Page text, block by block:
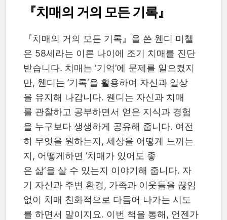
『치매의 거의 모든 기록』
『치매의 거의 모든 기록』을 쓴 웬디 미첼
은 58세라는 이른 나이에 조기 치매를 진단
받습니다. 치매는 ‘기억’에 문제를 일으켰지
만, 웬디는 ’기록‘을 활용하여 자신과 일상
을 유지해 나갑니다. 웬디는 자신과 치매
를 관찰하고 공부하면서 얻은 지식과 경험
을 누구보다 생생하게 공유해 줍니다. 여전
히 무엇을 원하는지, 세상을 어떻게 느끼는
지, 어떻게하면 ’치매가 있어도 좋
은 삶‘을 살 수 있는지 이야기해 줍니다. 자
기 자신과 주변 환경, 가족과 이웃들을 끊임
없이 치매 친화적으로 다듬어 나가는 시도
를 하면서 말이지요. 이번 책을 통해, 언젠가